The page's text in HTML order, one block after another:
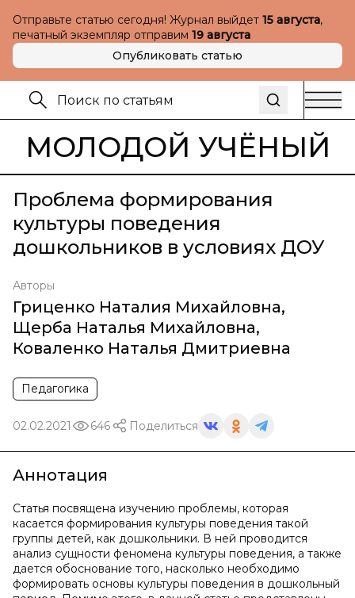
Отправьте статью сегодня! Журнал выйдет 15 августа,
печатный экземпляр отправим 19 августа
Опубликовать статью
МОЛОДОЙ УЧЁНЫЙ
Проблема формирования
культуры поведения
дошкольников в условиях ДОУ
Авторы
Гриценко Наталия Михайловна,
Щерба Наталья Михайловна,
Коваленко Наталья Дмитриевна
Педагогика
02.02.2021 646 Поделиться
Аннотация
Статья посвящена изучению проблемы, которая
касается формирования культуры поведения такой
группы детей, как дошкольники. В ней проводится
анализ сущности феномена культуры поведения, а также
дается обоснование того, насколько необходимо
формировать основы культуры поведения в дошкольный